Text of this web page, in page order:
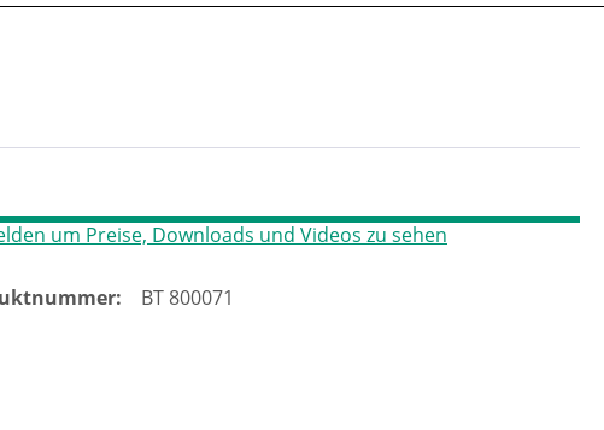
um Preise, Downloads und Videos zu sehen
BT 800071